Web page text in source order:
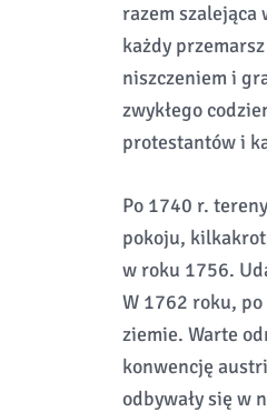
razem
każdy
niszczeniem i
zwykłego
protestantów i
Po 1740 r.
pokoju,
w roku 1756.
W 1762 roku,
ziemie. Warte
konwencję
odbywały się w